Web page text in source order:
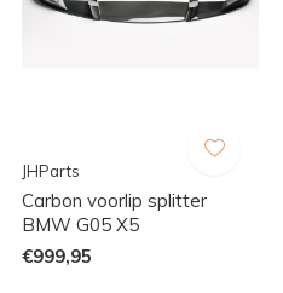
JHParts
Carbon voorlip splitter
BMW G05 X5
€999,95